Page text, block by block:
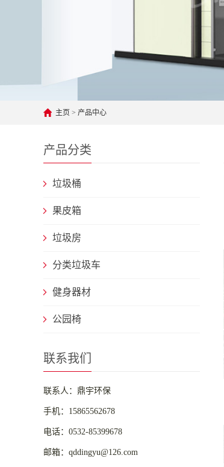
主页 > 产品中心
产品分类
垃圾桶
果皮箱
垃圾房
分类垃圾车
健身器材
公园椅
联系我们
联系人：鼎宇环保
手机：15865562678
电话：0532-85399678
邮箱：qddingyu@126.com